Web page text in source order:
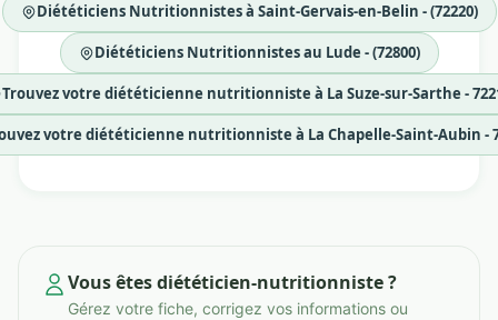
Diététiciens Nutritionnistes à Saint-Gervais-en-Belin - (72220)
Diététiciens Nutritionnistes au Lude - (72800)
Trouvez votre diététicienne nutritionniste à La Suze-sur-Sarthe -
votre diététicienne nutritionniste à La Chapelle-Saint-Aubin -
Vous êtes diététicien-nutritionniste ?
Gérez votre fiche, corrigez vos informations ou